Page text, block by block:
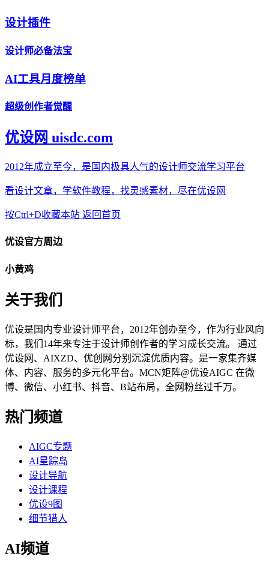
设计插件
设计师必备法宝
AI工具月度榜单
超级创作者觉醒
优设网 uisdc.com
2012年成立至今，是国内极具人气的设计师交流学习平台
看设计文章，学软件教程，找灵感素材，尽在优设网
按Ctrl+D收藏本站 返回首页
优设官方周边
小黄鸡
关于我们
优设是国内专业设计师平台，2012年创办至今，作为行业风向
标，我们14年来专注于设计师创作者的学习成长交流。 通过
优设网、AIXZD、优创网分别沉淀优质内容。是一家集齐媒
体、内容、服务的多元化平台。MCN矩阵@优设AIGC 在微
博、微信、小红书、抖音、B站布局，全网粉丝过千万。
热门频道
AIGC专题
AI星踪岛
设计导航
设计课程
优设9图
细节猎人
AI频道